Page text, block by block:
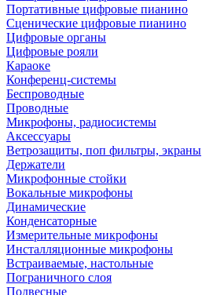
Портативные цифровые пианино
Сценические цифровые пианино
Цифровые органы
Цифровые рояли
Караоке
Конференц-системы
Беспроводные
Проводные
Микрофоны, радиосистемы
Аксессуары
Ветрозащиты, поп фильтры, экраны
Держатели
Микрофонные стойки
Вокальные микрофоны
Динамические
Конденсаторные
Измерительные микрофоны
Инсталляционные микрофоны
Встраиваемые, настольные
Пограничного слоя
Подвесные